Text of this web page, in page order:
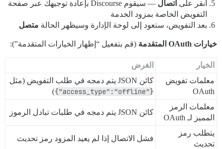
انقر على اتصال
— سيقوم Discourse بإعادة توجيهك عبر صفحة
التفويض الخاصة بمزود الخدمة
بعد التفويض، ستعود إلى لوحة الإدارة وسيظهر الحالة متصل
خيارات OAuth المتقدمة (قم بتفعيل “إظهار الخيارات المتقدمة”):
الخيار
الغرض
معلمات تفويض
OAuth
كائن JSON يتم دمجه في طلب التفويض (مثل
{"access_type":"offline"}
)
معلمات الرمز
المميز لـ OAuth
كائن JSON يتم دمجه في طلبات تبادل الرموز
يتطلب رمز
تحديث
فشل الاتصال إذا لم يعيد المزود رمز تحديث